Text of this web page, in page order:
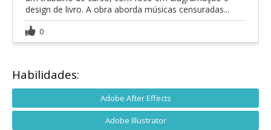
design de livro. A obra aborda músicas censuradas...
0
Habilidades:
Adobe After Effects
Adobe Illustrator